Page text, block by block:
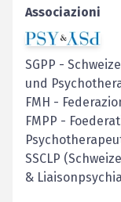
Associazioni
SGPP -
und
FMH -
FMPP -
SSCLP
&